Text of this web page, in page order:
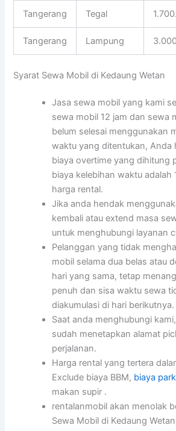
Tangerang Tegal
Tangerang Lampung
Syarat Sewa Mobil di Kedaung Wetan
Jasa sewa mobil yang kami
sewa mobil 12 jam dan sewa
belum selesai menggunakan
waktu yang ditentukan, Anda
biaya overtime yang dihitung
biaya kelebihan waktu adalah
harga rental.
Jika anda hendak
kembali atau extend masa
untuk menghubungi layanan
Pelanggan yang tidak
mobil selama dua belas atau
hari yang sama, tetap
penuh dan sisa waktu sewa
diakumulasi di hari berikutnya.
Saat anda menghubungi
sudah menetapkan alamat
perjalanan.
Harga rental yang tertera
Exclude biaya BBM, biaya
makan supir .
rentalanmobil akan menolak
Sewa Mobil di Kedaung